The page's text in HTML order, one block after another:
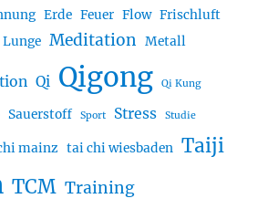
Erde Feuer Flow Frischluft
Lunge Meditation Metall
Qi Qigong Qi Kung
Sauerstoff Sport Stress Studie
mainz tai chi wiesbaden Taiji
TCM Training